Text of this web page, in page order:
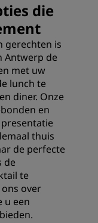
die
gerechten is
Antwerp de
met uw
lunch te
diner. Onze
en
thuis
de perfecte
de
te
over
u een